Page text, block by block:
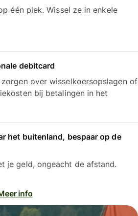
één plek. Wissel ze in enkele
debitcard
over wisselkoersopslagen of
bij betalingen in het
het buitenland, bespaar op de
je geld, ongeacht de afstand.
info